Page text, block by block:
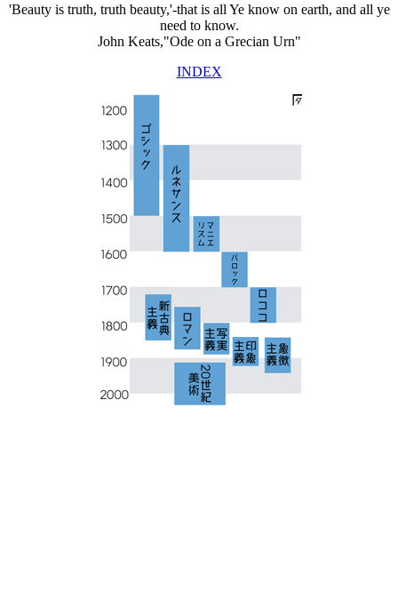
'Beauty is truth, truth beauty,'-that is all Ye know on earth, and all ye
need to know.
John Keats,"Ode on a Grecian Urn"
INDEX